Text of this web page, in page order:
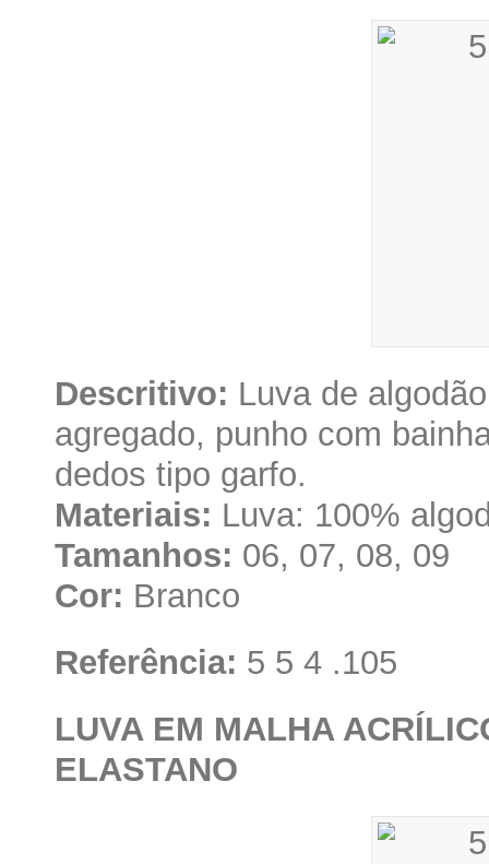
Descritivo: Luva de
agregado, punho com
dedos tipo garfo.
Materiais: Luva: 100%
Tamanhos: 06, 07, 08, 09
Cor: Branco
Referência: 5 5 4 .105
LUVA EM MALHA
ELASTANO